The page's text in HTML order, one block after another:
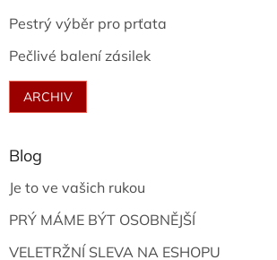
Pestrý výběr pro prťata
Pečlivé balení zásilek
ARCHIV
Blog
Je to ve vašich rukou
PRÝ MÁME BÝT OSOBNĚJŠÍ
VELETRŽNÍ SLEVA NA ESHOPU